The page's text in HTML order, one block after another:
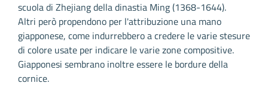
scuola di Zhejiang della dinastia Ming (1368-1644).
Altri però propendono per l'attribuzione una mano
giapponese, come indurrebbero a credere le varie stesure
di colore usate per indicare le varie zone compositive.
Giapponesi sembrano inoltre essere le bordure della
cornice.